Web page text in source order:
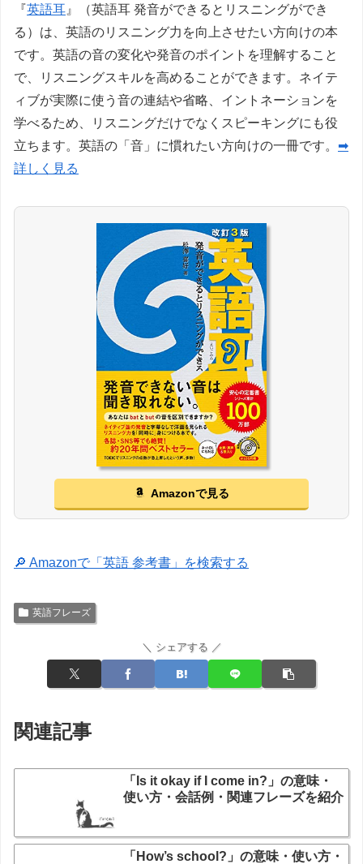
『英語耳 』（英語耳 発音ができるとリスニングができ
る）は、英語のリスニング力を向上させたい方向けの本
です。英語の音の変化や発音のポイントを理解すること
で、リスニングスキルを高めることができます。ネイテ
ィブが実際に使う音の連結や省略、イントネーションを
学べるため、リスニングだけでなくスピーキングにも役
立ちます。英語の「音」に慣れたい方向けの一冊です。 ➡
詳しく見る
Amazonで見る
🔎 Amazonで「英語 参考書」を検索する
英語フレーズ
＼ シェアする ／
関連記事
「Is it okay if I come in?」の意味・
使い方・会話例・関連フレーズを紹介
「How’s school?」の意味・使い方・